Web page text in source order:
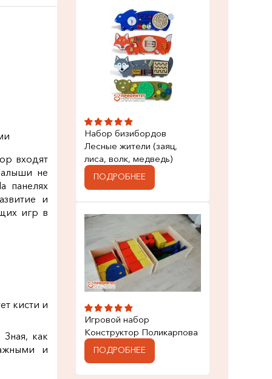
входят
не
панелях
и
игр в
кисти и
как
и
Набор бизибордов
Лесные жители (заяц,
лиса, волк, медведь)
ПОДРОБНЕЕ
Игровой набор
Конструктор Поликарпова
ПОДРОБНЕЕ